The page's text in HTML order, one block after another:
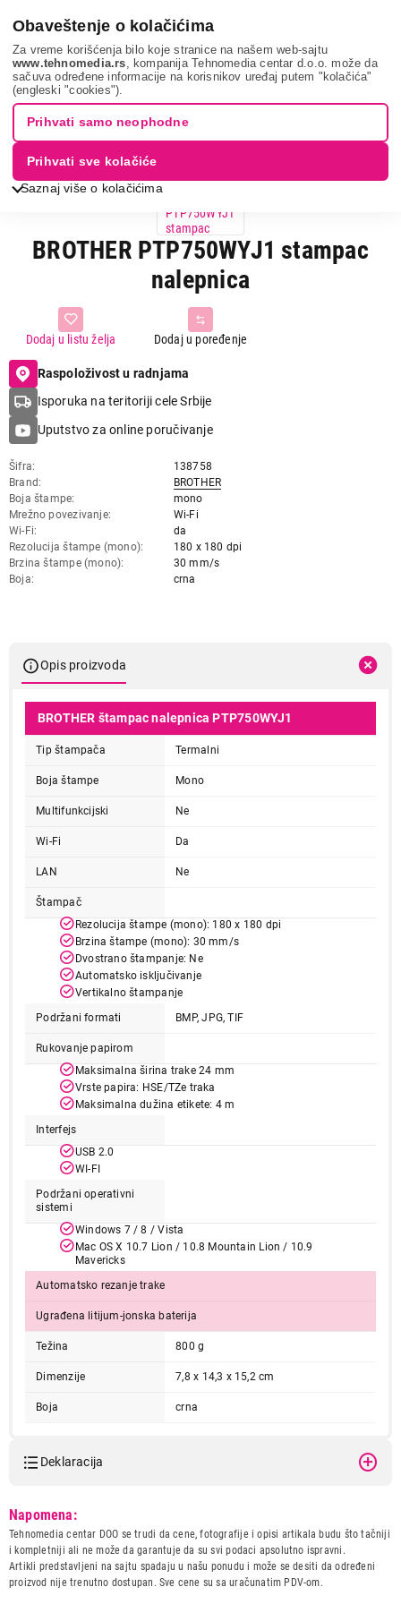
Obaveštenje o kolačićima
Za vreme korišćenja bilo koje stranice na našem web-sajtu
www.tehnomedia.rs , kompanija Tehnomedia centar d.o.o. može da
sačuva određene informacije na korisnikov uređaj putem "kolačića"
(engleski "cookies").
Saznaj više o kolačićima
Prihvati samo neophodne
Prihvati sve kolačiće
Brother ptp750w...
BROTHER PTP750WYJ1 stampac
nalepnica
Dodaj u poređenje
Dodaj u listu želja
Raspoloživost u radnjama
Isporuka na teritoriji cele Srbije
Uputstvo za online poručivanje
Šifra
138758
Brand
BROTHER
Boja štampe
mono
Mrežno povezivanje
Wi-Fi
Wi-Fi
da
Rezolucija štampe (mono)
180 x 180 dpi
Brzina štampe (mono)
30 mm/s
Boja
crna
Opis proizvoda
BROTHER štampac nalepnica PTP750WYJ1
Tip štampača Termalni
Boja štampe Mono
Multifunkcijski Ne
Wi-Fi Da
LAN Ne
Štampač
Rezolucija štampe (mono): 180 x 180 dpi
Brzina štampe (mono): 30 mm/s
Dvostrano štampanje: Ne
Automatsko isključivanje
Vertikalno štampanje
Podržani formati
BMP, JPG, TIF
Rukovanje papirom
Maksimalna širina trake 24 mm
Vrste papira: HSE/TZe traka
Maksimalna dužina etikete: 4 m
Interfejs
USB 2.0
WI-FI
Podržani operativni
sistemi
Windows 7 / 8 / Vista
Mac OS X 10.7 Lion / 10.8 Mountain Lion / 10.9
Mavericks
Automatsko rezanje trake
Ugrađena litijum-jonska baterija
Težina 800 g
Dimenzije 7,8 x 14,3 x 15,2 cm
Boja crna
Deklaracija
Naziv i vrsta robe:
STAMPAC I SKENER
Uvoznik:
DIGITRON IST DOO
Zemlja porekla:
Kina
Napomena:
Tehnomedia centar DOO se trudi da cene, fotografije i opisi artikala budu što tačniji
i kompletniji ali ne može da garantuje da su svi podaci apsolutno ispravni.
Artikli predstavljeni na sajtu spadaju u našu ponudu i može se desiti da određeni
proizvod nije trenutno dostupan. Sve cene su sa uračunatim PDV-om.
ŠTAMPAČI
BROTHER PTP750WYJ1 stampac
nalepnica
Proizvod je dodat u korpu.
Završi kupovinu